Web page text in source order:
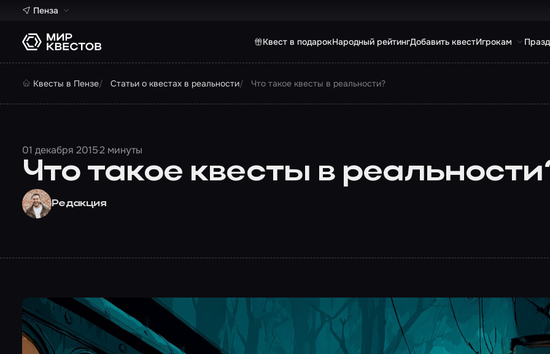
Пенза
Квест в подарокНародный рейтингДобавить квестИгрокам
Квесты в Пензе Статьи о квестах в реальности Что такое квесты в реальности?
01 декабря 20152 минуты
Что такое квесты в
Редакция